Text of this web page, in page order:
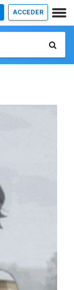
ACCEDER